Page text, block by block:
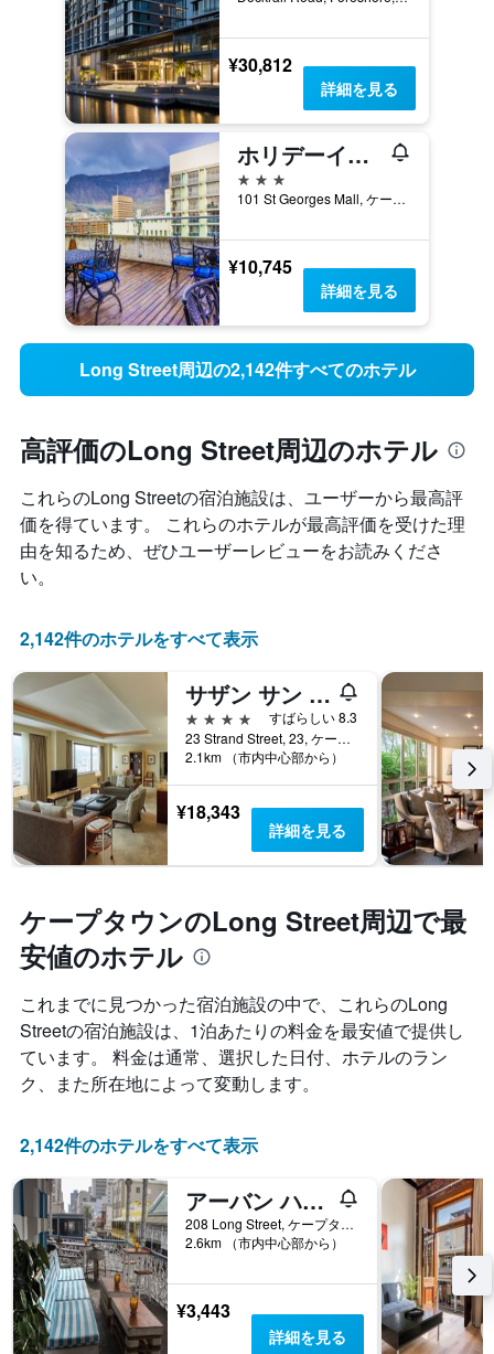
¥30,812
詳細を見る
ホリデーイン エクスプレス ケープタウン シティセンター
3つ星
101 St Georges Mall, ケープタウン, 西ケープ州, 南アフリカ
¥10,745
詳細を見る
Long Street周辺の2,142件すべてのホテル
高評価のLong Street周辺のホテル
これらのLong Street​の宿泊施設は、ユーザーから最高評
価を得ています。 これらのホテルが最高評価を受けた理
由を知るため、ぜひユーザーレビューをお読みくださ
い。
2,142件のホテルをすべて表示
サザン サン ケープ サン
4つ星
すばらしい 8.3
23 Strand Street, 23, ケープタウン, 西ケープ州, 南アフリカ
2.1km （市内中心部から）
¥18,343
詳細を見る
ケープタウンのLong Street周辺で最
安値のホテル
これまでに見つかった宿泊施設の中で、これらのLong
Street​の宿泊施設は、1泊あたりの料金を最安値で提供し
ています。 料金は通常、選択した日付、ホテルのラン
ク、また所在地によって変動します。
2,142件のホテルをすべて表示
アーバン ハイブ バックパッカーズ
208 Long Street, ケープタウン, 西ケープ州, 南アフリカ
2.6km （市内中心部から）
¥3,443
詳細を見る